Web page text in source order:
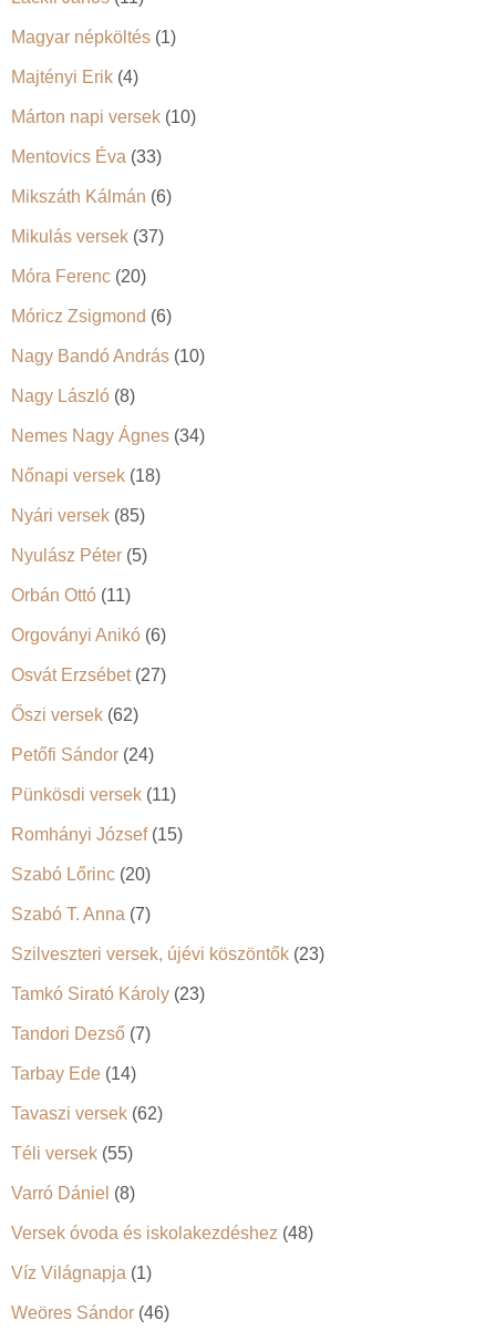
Magyar népköltés (1)
Majtényi Erik (4)
Márton napi versek (10)
Mentovics Éva (33)
Mikszáth Kálmán (6)
Mikulás versek (37)
Móra Ferenc (20)
Móricz Zsigmond (6)
Nagy Bandó András (10)
Nagy László (8)
Nemes Nagy Ágnes (34)
Nőnapi versek (18)
Nyári versek (85)
Nyulász Péter (5)
Orbán Ottó (11)
Orgoványi Anikó (6)
Osvát Erzsébet(27)
Őszi versek (62)
Petőfi Sándor (24)
Pünkösdi versek (11)
Romhányi József(15)
Szabó Lőrinc (20)
Szabó T. Anna (7)
Szilveszteri versek, újévi köszöntők (23)
Tamkó Sirató Károly (23)
Tandori Dezső (7)
Tarbay Ede (14)
Tavaszi versek (62)
Téli versek (55)
Varró Dániel (8)
Versek óvoda és iskolakezdéshez (48)
Víz Világnapja (1)
Weöres Sándor (46)